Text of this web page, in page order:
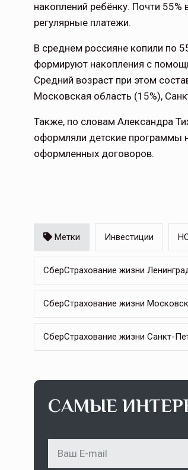
накоплений ребёнку. Почти
регулярные платежи.
В среднем россияне копили по
формируют накопления с
Средний возраст при этом
Московская область (15%),
Также, по словам Александра
оформляли детские программы
оформленных договоров.
Метки Инвестиции
СберСтрахование жизни
СберСтрахование жизни
СберСтрахование жизни Санкт-
САМЫЕ